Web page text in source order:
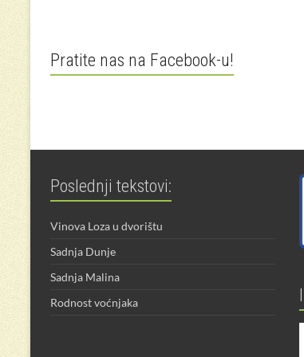
Pratite nas na Facebook-u!
Poslednji tekstovi:
Vinova Loza u dvorištu
Sadnja Dunje
Sadnja Malina
Rodnost voćnjaka